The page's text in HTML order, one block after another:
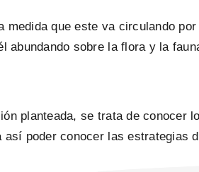
medida que este va circulando
abundando sobre la flora y la
planteada, se trata de
poder conocer las estrategias